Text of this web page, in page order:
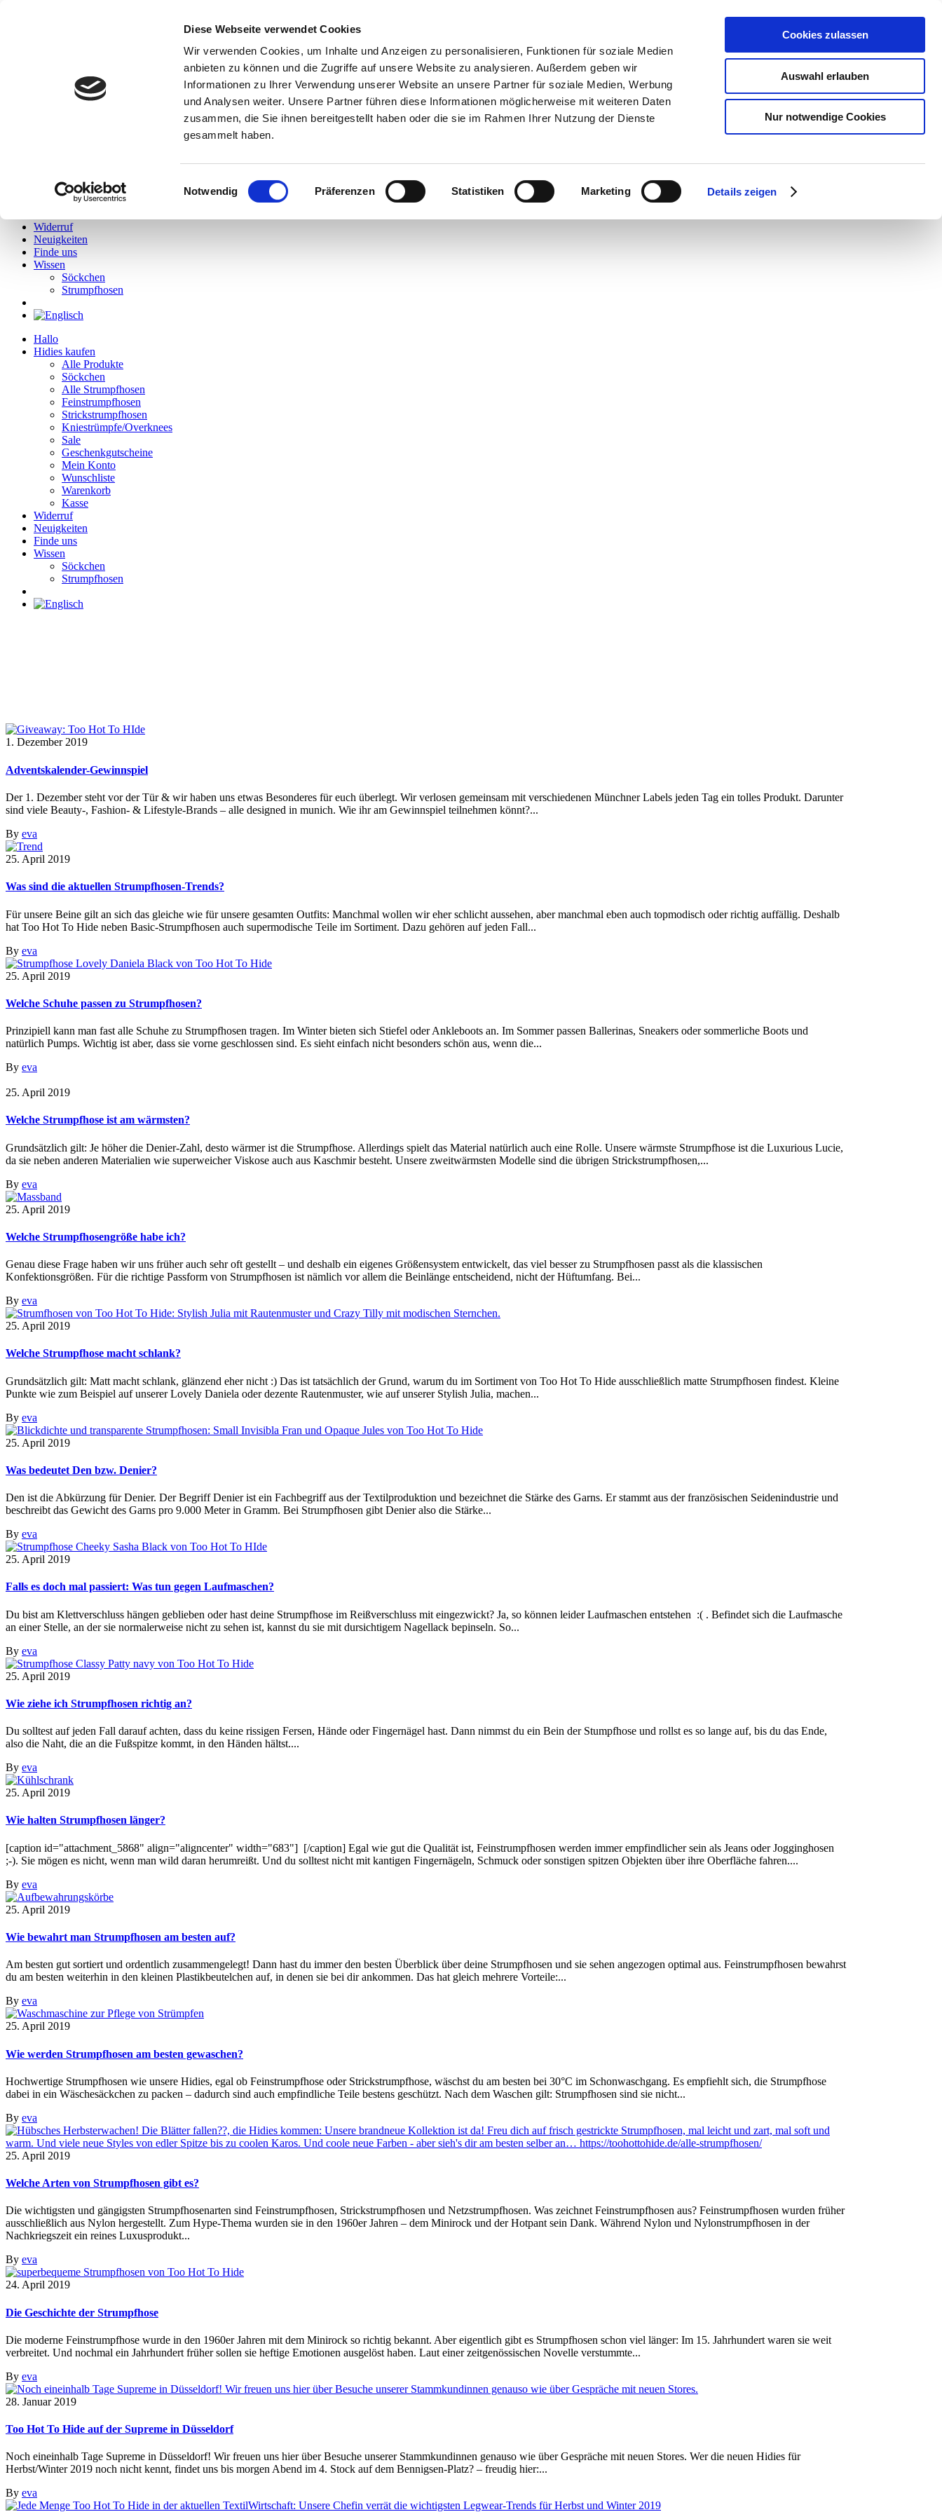
Diese Webseite verwendet Cookies
Wir verwenden Cookies, um Inhalte und Anzeigen zu personalisieren, Funktionen für soziale Medien
anbieten zu können und die Zugriffe auf unsere Website zu analysieren. Außerdem geben wir
Informationen zu Ihrer Verwendung unserer Website an unsere Partner für soziale Medien, Werbung
und Analysen weiter. Unsere Partner führen diese Informationen möglicherweise mit weiteren Daten
zusammen, die Sie ihnen bereitgestellt haben oder die sie im Rahmen Ihrer Nutzung der Dienste
gesammelt haben.
Einwilligungsauswahl
Notwendig Präferenzen Statistiken Marketing Details zeigen
Cookies zulassen
Auswahl erlauben
Nur notwendige Cookies
Alle Produkte
Söckchen
Alle Strumpfhosen
Wunschliste
Warenkorb
Widerruf
Neuigkeiten
Finde uns
Wissen
Söckchen
Strumpfhosen
Hallo
Hidies kaufen
Alle Produkte
Söckchen
Alle Strumpfhosen
Feinstrumpfhosen
Strickstrumpfhosen
Kniestrümpfe/Overknees
Sale
Geschenkgutscheine
Mein Konto
Wunschliste
Warenkorb
Kasse
Widerruf
Neuigkeiten
Finde uns
Wissen
Söckchen
Strumpfhosen
1. Dezember 2019
Adventskalender-Gewinnspiel
Der 1. Dezember steht vor der Tür & wir haben uns etwas Besonderes für euch überlegt. Wir verlosen gemeinsam mit verschiedenen Münchner Labels jeden Tag ein tolles Produkt. Darunter
sind viele Beauty-, Fashion- & Lifestyle-Brands – alle designed in munich. Wie ihr am Gewinnspiel teilnehmen könnt?...
By eva
25. April 2019
Was sind die aktuellen Strumpfhosen-Trends?
Für unsere Beine gilt an sich das gleiche wie für unsere gesamten Outfits: Manchmal wollen wir eher schlicht aussehen, aber manchmal eben auch topmodisch oder richtig auffällig. Deshalb
hat Too Hot To Hide neben Basic-Strumpfhosen auch supermodische Teile im Sortiment. Dazu gehören auf jeden Fall...
By eva
25. April 2019
Welche Schuhe passen zu Strumpfhosen?
Prinzipiell kann man fast alle Schuhe zu Strumpfhosen tragen. Im Winter bieten sich Stiefel oder Ankleboots an. Im Sommer passen Ballerinas, Sneakers oder sommerliche Boots und
natürlich Pumps. Wichtig ist aber, dass sie vorne geschlossen sind. Es sieht einfach nicht besonders schön aus, wenn die...
By eva
25. April 2019
Welche Strumpfhose ist am wärmsten?
Grundsätzlich gilt: Je höher die Denier-Zahl, desto wärmer ist die Strumpfhose. Allerdings spielt das Material natürlich auch eine Rolle. Unsere wärmste Strumpfhose ist die Luxurious Lucie,
da sie neben anderen Materialien wie superweicher Viskose auch aus Kaschmir besteht. Unsere zweitwärmsten Modelle sind die übrigen Strickstrumpfhosen,...
By eva
25. April 2019
Welche Strumpfhosengröße habe ich?
Genau diese Frage haben wir uns früher auch sehr oft gestellt – und deshalb ein eigenes Größensystem entwickelt, das viel besser zu Strumpfhosen passt als die klassischen
Konfektionsgrößen. Für die richtige Passform von Strumpfhosen ist nämlich vor allem die Beinlänge entscheidend, nicht der Hüftumfang. Bei...
By eva
25. April 2019
Welche Strumpfhose macht schlank?
Grundsätzlich gilt: Matt macht schlank, glänzend eher nicht :) Das ist tatsächlich der Grund, warum du im Sortiment von Too Hot To Hide ausschließlich matte Strumpfhosen findest. Kleine
Punkte wie zum Beispiel auf unserer Lovely Daniela oder dezente Rautenmuster, wie auf unserer Stylish Julia, machen...
By eva
25. April 2019
Was bedeutet Den bzw. Denier?
Den ist die Abkürzung für Denier. Der Begriff Denier ist ein Fachbegriff aus der Textilproduktion und bezeichnet die Stärke des Garns. Er stammt aus der französischen Seidenindustrie und
beschreibt das Gewicht des Garns pro 9.000 Meter in Gramm. Bei Strumpfhosen gibt Denier also die Stärke...
By eva
25. April 2019
Falls es doch mal passiert: Was tun gegen Laufmaschen?
Du bist am Klettverschluss hängen geblieben oder hast deine Strumpfhose im Reißverschluss mit eingezwickt? Ja, so können leider Laufmaschen entstehen :( . Befindet sich die Laufmasche
an einer Stelle, an der sie normalerweise nicht zu sehen ist, kannst du sie mit dursichtigem Nagellack bepinseln. So...
By eva
25. April 2019
Wie ziehe ich Strumpfhosen richtig an?
Du solltest auf jeden Fall darauf achten, dass du keine rissigen Fersen, Hände oder Fingernägel hast. Dann nimmst du ein Bein der Stumpfhose und rollst es so lange auf, bis du das Ende,
also die Naht, die an die Fußspitze kommt, in den Händen hältst....
By eva
25. April 2019
Wie halten Strumpfhosen länger?
[caption id="attachment_5868" align="aligncenter" width="683"] [/caption] Egal wie gut die Qualität ist, Feinstrumpfhosen werden immer empfindlicher sein als Jeans oder Jogginghosen
;-). Sie mögen es nicht, wenn man wild daran herumreißt. Und du solltest nicht mit kantigen Fingernägeln, Schmuck oder sonstigen spitzen Objekten über ihre Oberfläche fahren....
By eva
25. April 2019
Wie bewahrt man Strumpfhosen am besten auf?
Am besten gut sortiert und ordentlich zusammengelegt! Dann hast du immer den besten Überblick über deine Strumpfhosen und sie sehen angezogen optimal aus. Feinstrumpfhosen bewahrst
du am besten weiterhin in den kleinen Plastikbeutelchen auf, in denen sie bei dir ankommen. Das hat gleich mehrere Vorteile:...
By eva
25. April 2019
Wie werden Strumpfhosen am besten gewaschen?
Hochwertige Strumpfhosen wie unsere Hidies, egal ob Feinstrumpfhose oder Strickstrumpfhose, wäschst du am besten bei 30°C im Schonwaschgang. Es empfiehlt sich, die Strumpfhose
dabei in ein Wäschesäckchen zu packen – dadurch sind auch empfindliche Teile bestens geschützt. Nach dem Waschen gilt: Strumpfhosen sind sie nicht...
By eva
25. April 2019
Welche Arten von Strumpfhosen gibt es?
Die wichtigsten und gängigsten Strumpfhosenarten sind Feinstrumpfhosen, Strickstrumpfhosen und Netzstrumpfhosen. Was zeichnet Feinstrumpfhosen aus? Feinstrumpfhosen wurden früher
ausschließlich aus Nylon hergestellt. Zum Hype-Thema wurden sie in den 1960er Jahren – dem Minirock und der Hotpant sein Dank. Während Nylon und Nylonstrumpfhosen in der
Nachkriegszeit ein reines Luxusprodukt...
By eva
24. April 2019
Die Geschichte der Strumpfhose
Die moderne Feinstrumpfhose wurde in den 1960er Jahren mit dem Minirock so richtig bekannt. Aber eigentlich gibt es Strumpfhosen schon viel länger: Im 15. Jahrhundert waren sie weit
verbreitet. Und nochmal ein Jahrhundert früher sollen sie heftige Emotionen ausgelöst haben. Laut einer zeitgenössischen Novelle verstummte...
By eva
28. Januar 2019
Too Hot To Hide auf der Supreme in Düsseldorf
Noch eineinhalb Tage Supreme in Düsseldorf! Wir freuen uns hier über Besuche unserer Stammkundinnen genauso wie über Gespräche mit neuen Stores. Wer die neuen Hidies für
Herbst/Winter 2019 noch nicht kennt, findet uns bis morgen Abend im 4. Stock auf dem Bennigsen-Platz? – freudig hier:...
By eva